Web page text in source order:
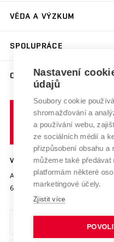
Sport na VUT
Dny otevřených dveří
Celoživotní vzdělávání
E-přihláška
Harmonogram akademického
Závěrečné práce
Doktorské studium
Zpracování osobních údajů
Sociální bezpečí
Studium bez bariér
Podpora podnikání
VĚDA A VÝZKUM
Mezinárodní vědecká rada
Systém zajišťování kvality
Výzkumné infrastruktury
Transfer znalostí
Open Science
Projekty
Projekty ze strukturálních
Specifický výzkum
SPOLUPRÁCE
Firemní spolupráce
Zahraniční spolupráce
Spolupráce se školami
Mezinárodní dohody
Univerzitní sítě
O UNIVERZITĚ
Profil univerzity
Udržitelná univerzita
Podnikavá univerzita /
Bezpečná univerzita
Vyznamenání
Organizační struktura
Ochrana osobních údajů
VYSOKÉ UČENÍ TECHNICKÉ V
Antonínská 548/1
602 00 Brno
Nastavení
údajů
Soubory cookie
shromažďování a
a používání webu,
ze sociálních médií a
přizpůsobení obsahu a
můžeme také předávat
platformám některé
marketingové účely.
Zjistit více